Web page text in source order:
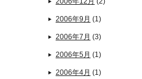
2006年9月 (1)
2006年7月 (3)
2006年5月 (1)
2006年4月 (1)